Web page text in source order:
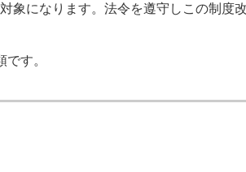
になります。法令を遵守しこの制度
す。